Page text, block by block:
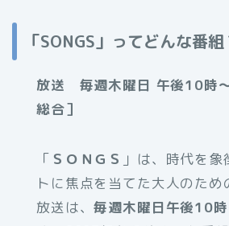
「SONGS」ってどんな番組
放送 毎週木曜日 午後10時
総合］
「 ＳＯＮＧＳ 」は、時代を
トに焦点を当てた大人のため
放送は、毎週木曜日午後10時